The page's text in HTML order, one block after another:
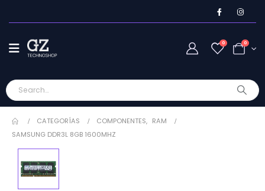
0 0
CATEGORÍAS COMPONENTES, RAM
SAMSUNG DDR3L 8GB 1600MHZ